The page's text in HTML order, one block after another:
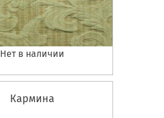
Нет в наличии
Кармина